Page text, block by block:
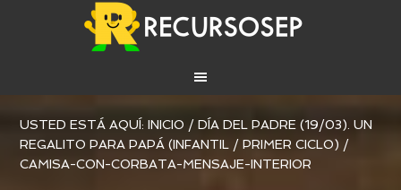
USTED ESTÁ AQUÍ:INICIO / DÍA DEL PADRE (19/03). UN
REGALITO PARA PAPÁ (INFANTIL / PRIMER CICLO) /
CAMISA-CON-CORBATA-MENSAJE-INTERIOR